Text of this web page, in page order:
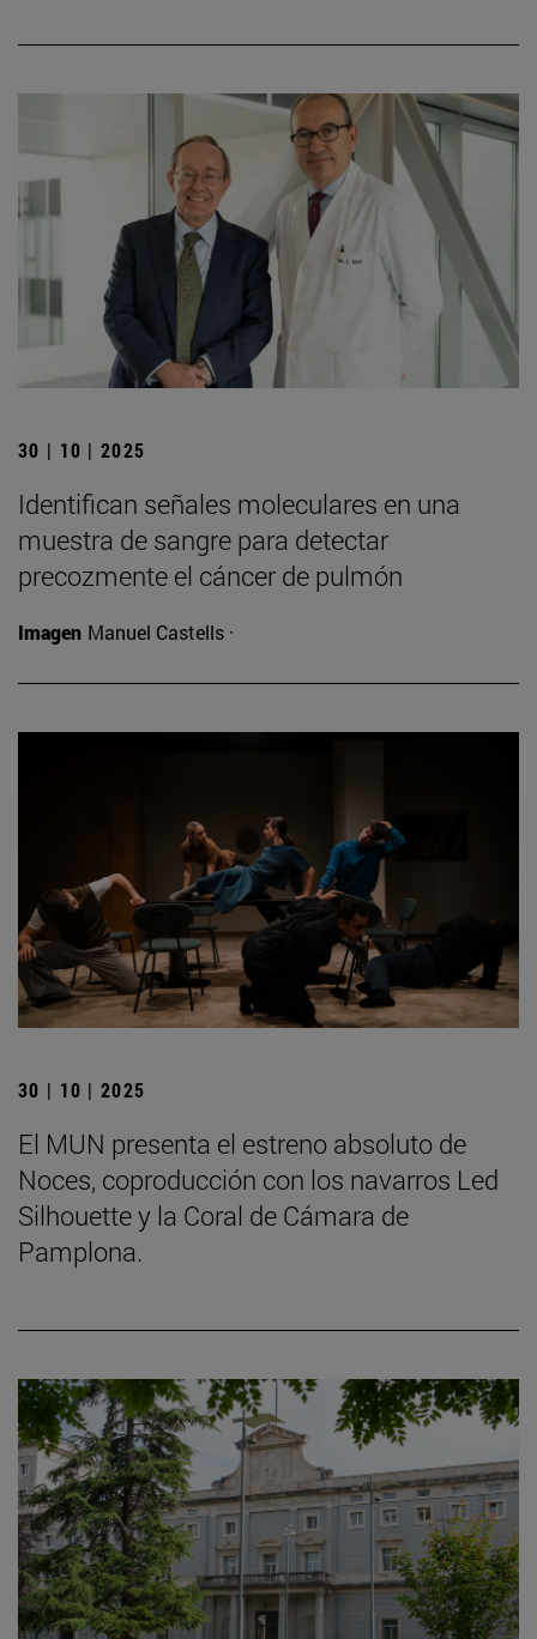
30 | 10 | 2025
Identifican señales moleculares en una
muestra de sangre para detectar
precozmente el cáncer de pulmón
Imagen Manuel Castells ·
30 | 10 | 2025
El MUN presenta el estreno absoluto de
Noces, coproducción con los navarros Led
Silhouette y la Coral de Cámara de
Pamplona.